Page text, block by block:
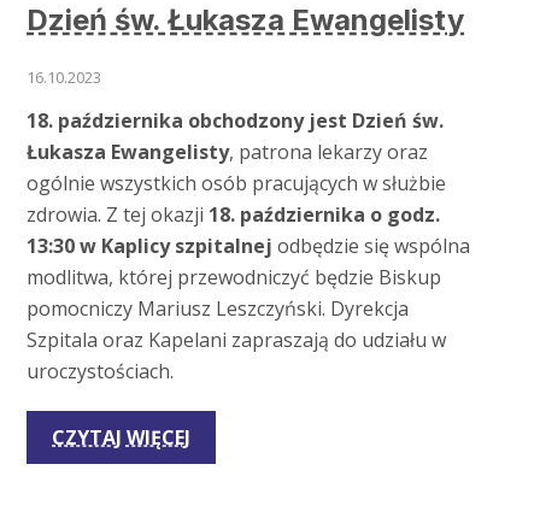
Dzień św. Łukasza Ewangelisty
16.10.2023
18. października obchodzony jest Dzień św.
Łukasza Ewangelisty, patrona lekarzy oraz
ogólnie wszystkich osób pracujących w służbie
zdrowia. Z tej okazji 18. października o godz.
13:30 w Kaplicy szpitalnejodbędzie się wspólna
modlitwa, której przewodniczyć będzie Biskup
pomocniczy Mariusz Leszczyński. Dyrekcja
Szpitala oraz Kapelani zapraszają do udziału w
uroczystościach.
CZYTAJ WIĘCEJ